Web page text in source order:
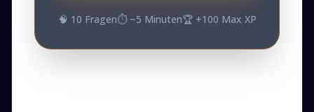
🧠 10 Fragen⏱️ ~5 Minuten🏆 +100 Max XP